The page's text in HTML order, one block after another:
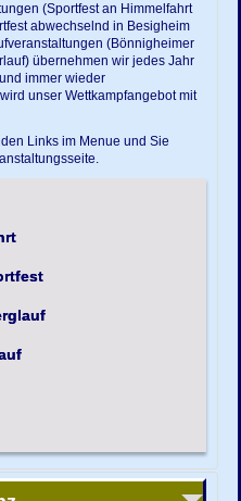
(Sportfest an Himmelfahrt
abwechselnd in Besigheim
(Bönnigheimer
übernehmen wir jedes Jahr
immer wieder
unser Wettkampfangebot mit
Links im Menue und Sie